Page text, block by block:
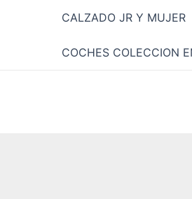
CALZADO JR Y MUJER
COCHES COLECCION